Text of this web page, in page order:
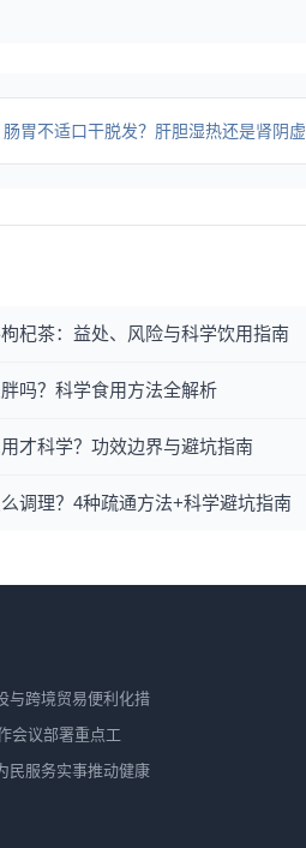
肠胃不适口干脱发？肝胆湿热还是肾阴虚？2个关键鉴别，别再乱调
杞茶：益处、风险与科学饮用指南
吗？科学食用方法全解析
才科学？功效边界与避坑指南
调理？4种疏通方法+科学避坑指南
与跨境贸易便利化措
会议部署重点工
民服务实事推动健康